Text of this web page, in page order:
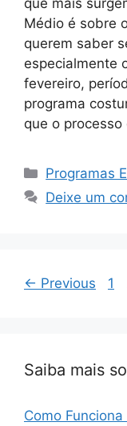
Médio é sobre
querem saber
especialmente
fevereiro,
programa
que o
Categorias
Programas
Deixe um
← Previous 1
Saiba mais
Como